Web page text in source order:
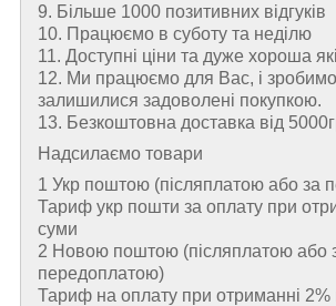
9. Більше 1000 позитивних відгуків
10. Працюємо в суботу та неділю
11. Доступні ціни та дуже хороша
12. Ми працюємо для Вас, і
залишилися задоволені покупкою.
13. Безкоштовна доставка від
Надсилаємо товари
1 Укр поштою (пiсляплатою або за
Тариф укр пошти за оплату при
суми
2 Новою поштою (пiсляплатою або
передоплатою)
Тариф на оплату при отриманні 2%